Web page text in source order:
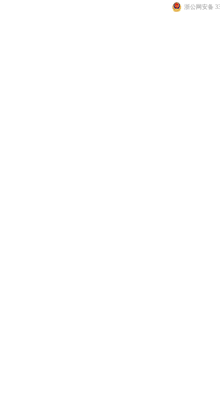
浙公网安备